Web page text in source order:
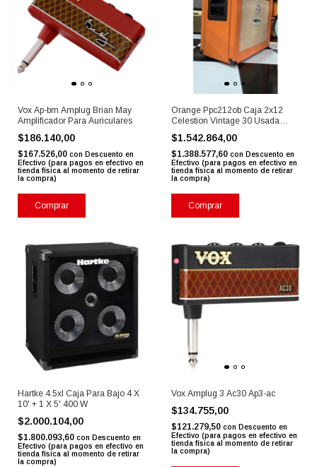
Vox Ap-bm Amplug Brian May
Amplificador Para Auriculares
$186.140,00
$167.526,00 con Descuento en
Efectivo (para pagos en efectivo en
tienda física al momento de retirar
la compra)
Comprar
Orange Ppc212ob Caja 2x12
Celestion Vintage 30 Usada
Outlet
$1.542.864,00
$1.388.577,60 con Descuento en
Efectivo (para pagos en efectivo en
tienda física al momento de retirar
la compra)
Comprar
Hartke 4.5xl Caja Para Bajo 4 X
10' + 1 X 5' 400 W
$2.000.104,00
$1.800.093,60 con Descuento en
Efectivo (para pagos en efectivo en
tienda física al momento de retirar
la compra)
Vox Amplug 3 Ac30 Ap3-ac
$134.755,00
$121.279,50 con Descuento en
Efectivo (para pagos en efectivo en
tienda física al momento de retirar
la compra)